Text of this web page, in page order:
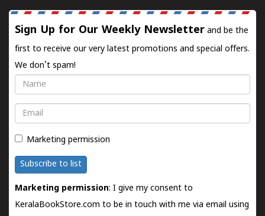
Sign Up for Our Weekly Newsletter and be the
first to receive our very latest promotions and special offers.
We don't spam!
Name
Email
Marketing permission
Subscribe to list
Marketing permission: I give my consent to
KeralaBookStore.com to be in touch with me via email using